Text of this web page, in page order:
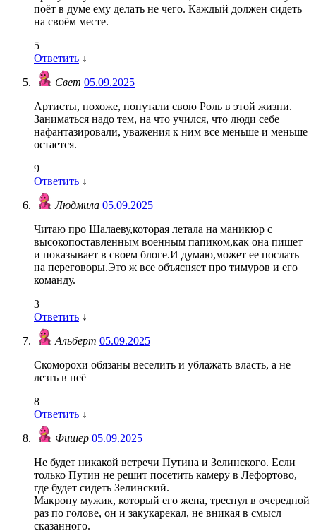
поёт в думе ему делать не чего. Каждый должен сидеть
на своём месте.
5
Ответить ↓
Свет 05.09.2025
Артисты, похоже, попутали свою Роль в этой жизни.
Заниматься надо тем, на что учился, что люди себе
нафантазировали, уважения к ним все меньше и меньше
остается.
9
Ответить ↓
Людмила 05.09.2025
Читаю про Шалаеву,которая летала на маникюр с
высокопоставленным военным папиком,как она пишет
и показывает в своем блоге.И думаю,может ее послать
на переговоры.Это ж все объясняет про тимуров и его
команду.
3
Ответить ↓
Альберт 05.09.2025
Скоморохи обязаны веселить и ублажать власть, а не
лезть в неё
8
Ответить ↓
Фишер 05.09.2025
Не будет никакой встречи Путина и Зелинского. Если
только Путин не решит посетить камеру в Лефортово,
где будет сидеть Зелинский.
Макрону мужик, который его жена, треснул в очередной
раз по голове, он и закукарекал, не вникая в смысл
сказанного.